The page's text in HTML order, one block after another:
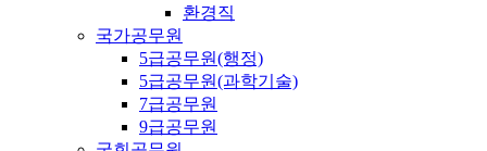
환경직
국가공무원
5급공무원(행정)
5급공무원(과학기술)
7급공무원
9급공무원